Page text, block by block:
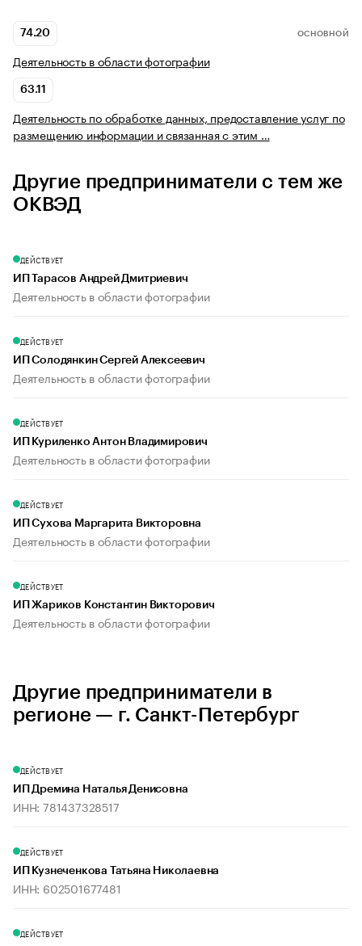
74.20 ОСНОВНОЙ
Деятельность в области фотографии
63.11
Деятельность по обработке данных, предоставление услуг по
размещению информации и связанная с этим …
Другие предприниматели с тем же
ОКВЭД
ДЕЙСТВУЕТ
ИП Тарасов Андрей Дмитриевич
Деятельность в области фотографии
ДЕЙСТВУЕТ
ИП Солодянкин Сергей Алексеевич
Деятельность в области фотографии
ДЕЙСТВУЕТ
ИП Куриленко Антон Владимирович
Деятельность в области фотографии
ДЕЙСТВУЕТ
ИП Сухова Маргарита Викторовна
Деятельность в области фотографии
ДЕЙСТВУЕТ
ИП Жариков Константин Викторович
Деятельность в области фотографии
Другие предприниматели в
регионе — г. Санкт-Петербург
ДЕЙСТВУЕТ
ИП Дремина Наталья Денисовна
ИНН: 781437328517
ДЕЙСТВУЕТ
ИП Кузнеченкова Татьяна Николаевна
ИНН: 602501677481
ДЕЙСТВУЕТ